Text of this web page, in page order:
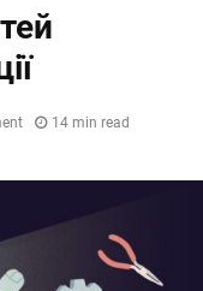
14 min read